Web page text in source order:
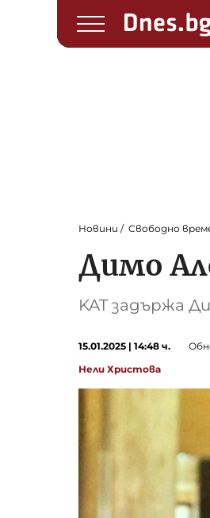
Новини Свободно
Димо
KAT задържа
15.01.2025 | 14:48 ч.
Нели Христова